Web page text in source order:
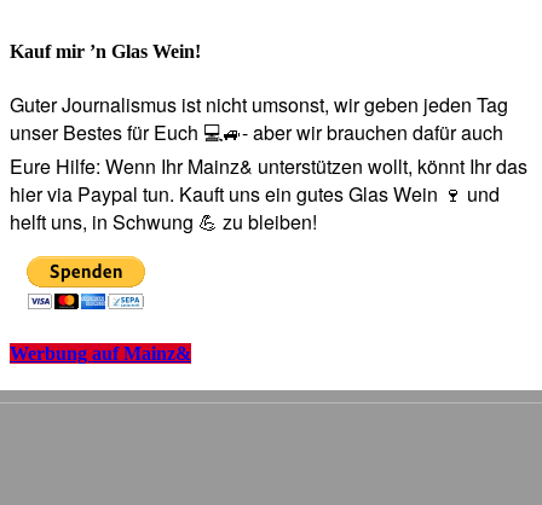
Kauf mir ’n Glas Wein!
Guter Journalismus ist nicht umsonst, wir geben jeden Tag
unser Bestes für Euch 💻🚙- aber wir brauchen dafür auch
Eure Hilfe: Wenn Ihr Mainz& unterstützen wollt, könnt Ihr das
hier via Paypal tun. Kauft uns ein gutes Glas Wein 🍷 und
helft uns, in Schwung 💪 zu bleiben!
Werbung auf Mainz&